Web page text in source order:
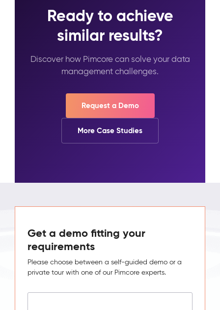
Ready to achieve
similar results?
Discover how Pimcore can solve your data
management challenges.
Request a Demo
More Case Studies
Get a demo fitting your
requirements
Please choose between a self-guided demo or a
private tour with one of our Pimcore experts.